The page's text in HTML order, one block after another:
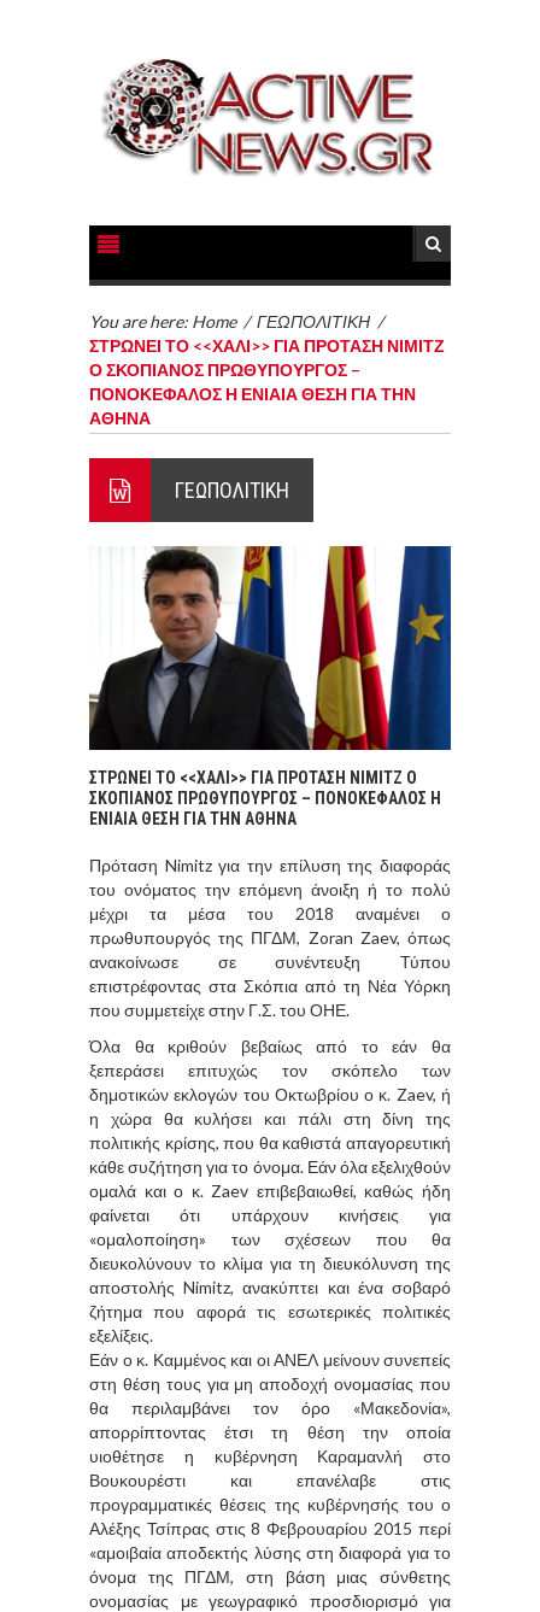
You are here: Home /ΓΕΩΠΟΛΙΤΙΚΗ /
ΣΤΡΩΝΕΙ ΤΟ <<ΧΑΛΙ>> ΓΙΑ ΠΡΟΤΑΣΗ ΝΙΜΙΤΖ
Ο ΣΚΟΠΙΑΝΟΣ ΠΡΩΘΥΠΟΥΡΓΟΣ –
ΠΟΝΟΚΕΦΑΛΟΣ Η ΕΝΙΑΙΑ ΘΕΣΗ ΓΙΑ ΤΗΝ
ΑΘΗΝΑ
ΓΕΩΠΟΛΙΤΙΚΗ
ΣΤΡΩΝΕΙ ΤΟ <<ΧΑΛΙ>> ΓΙΑ ΠΡΟΤΑΣΗ ΝΙΜΙΤΖ Ο
ΣΚΟΠΙΑΝΟΣ ΠΡΩΘΥΠΟΥΡΓΟΣ – ΠΟΝΟΚΕΦΑΛΟΣ Η
ΕΝΙΑΙΑ ΘΕΣΗ ΓΙΑ ΤΗΝ ΑΘΗΝΑ
Πρόταση Nimitz για την επίλυση της διαφοράς
του ονόματος την επόμενη άνοιξη ή το πολύ
μέχρι τα μέσα του 2018 αναμένει ο
πρωθυπουργός της ΠΓΔΜ, Zoran Zaev, όπως
ανακοίνωσε σε συνέντευξη Τύπου
επιστρέφοντας στα Σκόπια από τη Νέα Υόρκη
που συμμετείχε στην Γ.Σ. του ΟΗΕ.
Όλα θα κριθούν βεβαίως από το εάν θα
ξεπεράσει επιτυχώς τον σκόπελο των
δημοτικών εκλογών του Οκτωβρίου ο κ. Zaev, ή
η χώρα θα κυλήσει και πάλι στη δίνη της
πολιτικής κρίσης, που θα καθιστά απαγορευτική
κάθε συζήτηση για το όνομα. Εάν όλα εξελιχθούν
ομαλά και ο κ. Zaev επιβεβαιωθεί, καθώς ήδη
φαίνεται ότι υπάρχουν κινήσεις για
«ομαλοποίηση» των σχέσεων που θα
διευκολύνουν το κλίμα για τη διευκόλυνση της
αποστολής Nimitz, ανακύπτει και ένα σοβαρό
ζήτημα που αφορά τις εσωτερικές πολιτικές
εξελίξεις.
Εάν ο κ. Καμμένος και οι ΑΝΕΛ μείνουν συνεπείς
στη θέση τους για μη αποδοχή ονομασίας που
θα περιλαμβάνει τον όρο «Μακεδονία»,
απορρίπτοντας έτσι τη θέση την οποία
υιοθέτησε η κυβέρνηση Καραμανλή στο
Βουκουρέστι και επανέλαβε στις
προγραμματικές θέσεις της κυβέρνησής του ο
Αλέξης Τσίπρας στις 8 Φεβρουαρίου 2015 περί
«αμοιβαία αποδεκτής λύσης στη διαφορά για το
όνομα της ΠΓΔΜ, στη βάση μιας σύνθετης
ονομασίας με γεωγραφικό προσδιορισμό για